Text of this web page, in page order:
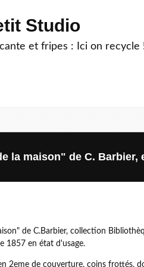
Studio
et fripes : Ici on recycle
la maison" de C. Barbier,
de C.Barbier, collection
1857 en état d'usage.
2eme de couverture, coins frottés,